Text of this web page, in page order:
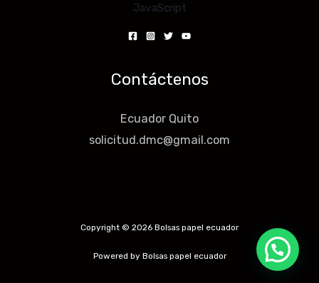
JavaScript
Contáctenos
Ecuador Quito
solicitud.dmc@gmail.com
Copyright © 2026 Bolsas papel ecuador
Powered by Bolsas papel ecuador